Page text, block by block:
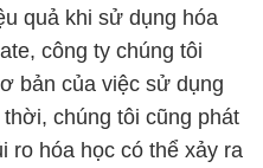
quả khi sử dụng hóa
công ty chúng tôi
bản của việc sử dụng
chúng tôi cũng phát
ro hóa học có thể xảy ra